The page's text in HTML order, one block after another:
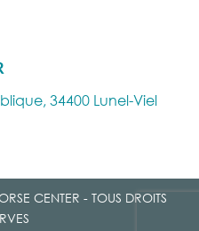
34400 Lunel-Viel
CENTER - TOUS DROITS